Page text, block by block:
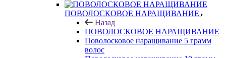
ПОВОЛОСКОВОЕ НАРАЩИВАНИЕ
Назад
ПОВОЛОСКОВОЕ НАРАЩИВАНИЕ
Поволосковое наращивание 5 грамм
волос